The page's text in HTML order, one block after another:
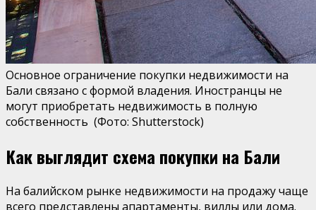
Основное ограничение покупки недвижимости на
Бали связано с формой владения. Иностранцы не
могут приобретать недвижимость в полную
собственность (Фото: Shutterstock)
Как выглядит схема покупки на Бали
На балийском рынке недвижимости на продажу чаще
всего представлены апартаменты, виллы или дома.